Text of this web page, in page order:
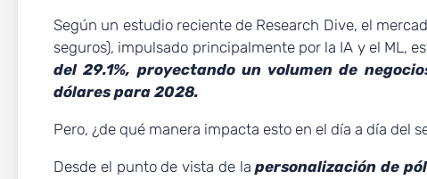
Según un estudio reciente de Research Dive, el
seguros), impulsado principalmente por la IA y el ML,
del 29.1%, proyectando un volumen de
dólares para 2028.
Pero, ¿de qué manera impacta esto en el día a día del
Desde el punto de vista de lapersonalización de